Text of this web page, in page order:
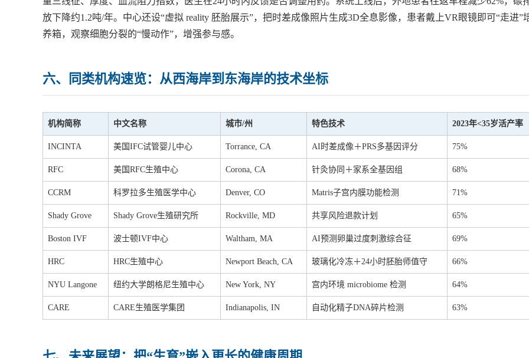
放下降约1.2吨/年。中心还设“虚拟 reality 胚胎展示”，把时差成像照片生成3D全息影像，患者戴上VR眼镜即可“走进”
养箱，观察细胞分裂的“慢动作”，增强参与感。
六、同类机构速览：从西海岸到东海岸的技术坐标
机构简称 中文名称 城市/州 特色技术 2023年<35岁活产率
INCINTA 美国IFC试管婴儿中心 Torrance, CA AI时差成像＋PRS多基因评分 75%
RFC 美国RFC生殖中心 Corona, CA 针灸协同＋家系全基因组 68%
CCRM 科罗拉多生殖医学中心 Denver, CO Matris子宫内膜功能检测 71%
Shady Grove Shady Grove生殖研究所 Rockville, MD 共享风险退款计划 65%
Boston IVF 波士顿IVF中心 Waltham, MA AI预测卵巢过度刺激综合征 69%
HRC HRC生殖中心 Newport Beach, CA 玻璃化冷冻＋24小时胚胎师值守 66%
NYU Langone 纽约大学朗格尼生殖中心 New York, NY 宫内环境 microbiome 检测 64%
CARE CARE生殖医学集团 Indianapolis, IN 自动化精子DNA碎片检测 63%